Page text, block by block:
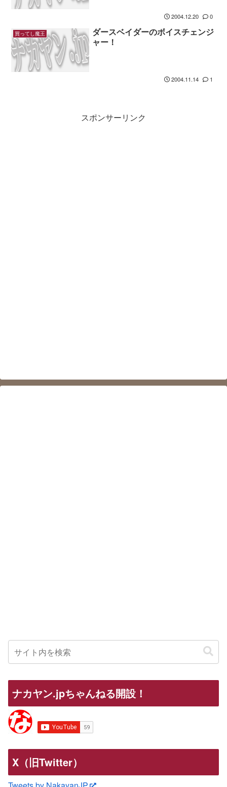
2004.12.20 0
買ってし魔王
ダースベイダーのボイスチェンジ
ャー！
2004.11.14 1
スポンサーリンク
ナカヤン.jpちゃんねる開設！
X（旧Twitter）